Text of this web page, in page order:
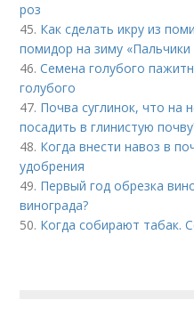
роз
45. Как сделать икру из
помидор на зиму
46.Семена голубого
голубого
47. Почва суглинок, что на
посадить в глинистую
48. Когда внести навоз в
удобрения
49. Первый год обрезка
винограда?
50. Когда собирают табак.